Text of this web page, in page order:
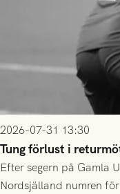
2026-07-31 13:30
Tung förlust i
Efter segern på Gamla
Nordsjälland numren